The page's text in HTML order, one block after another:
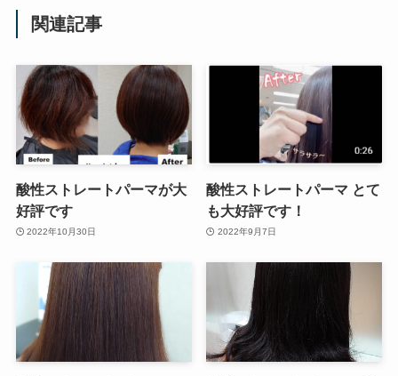
関連記事
酸性ストレートパーマが大
好評です
2022年10月30日
酸性ストレートパーマ とて
も大好評です！
2022年9月7日